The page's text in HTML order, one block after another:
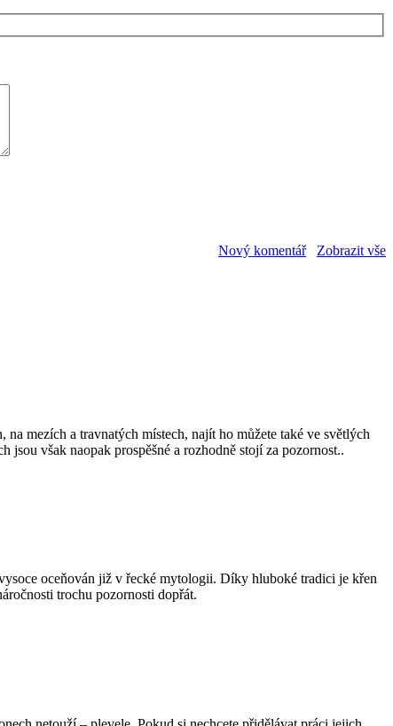
Nový komentář Zobrazit vše
mezích a travnatých místech, najít ho můžete také ve světlých
však naopak prospěšné a rozhodně stojí za pozornost..
oceňován již v řecké mytologii. Díky hluboké tradici je křen
trochu pozornosti dopřát.